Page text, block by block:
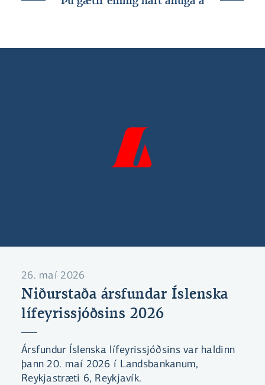
26. maí 2026
Niðurstaða ársfundar Íslenska
lífeyrissjóðsins 2026
Ársfundur Íslenska lífeyrissjóðsins var haldinn
þann 20. maí 2026 í Landsbankanum,
Reykjastræti 6, Reykjavík.